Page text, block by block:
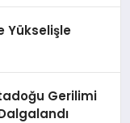
Yükselişle
Gerilimi